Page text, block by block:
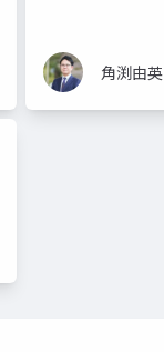
角渕由英